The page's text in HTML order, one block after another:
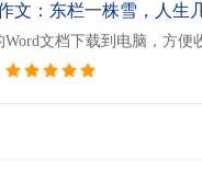
文：东栏一株雪，人生
Word文档下载到电脑，方便